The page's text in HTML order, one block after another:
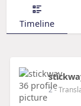
Timeline
2-